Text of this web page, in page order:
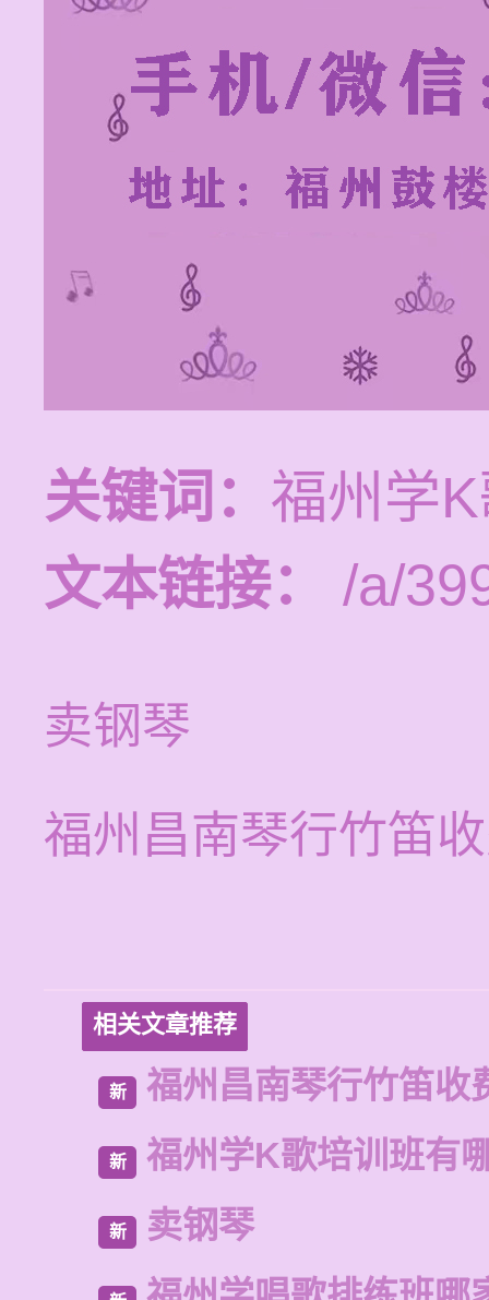
关键词： 福州学
文本链接：
/a/
卖钢琴
福州昌南琴行竹笛
相关文章推荐
新 福州昌南琴行竹笛收
新 福州学K歌培训班有
新 卖钢琴